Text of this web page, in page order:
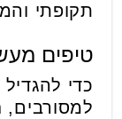
תקופתי
טיפים
כדי
למסורבים,